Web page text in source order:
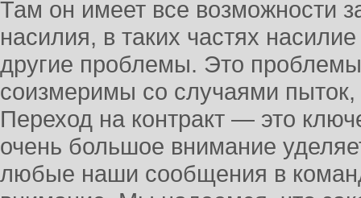
Там он имеет все возможности
насилия, в таких частях
другие проблемы. Это
соизмеримы со случаями
Переход на контракт — это
очень большое внимание
любые наши сообщения в